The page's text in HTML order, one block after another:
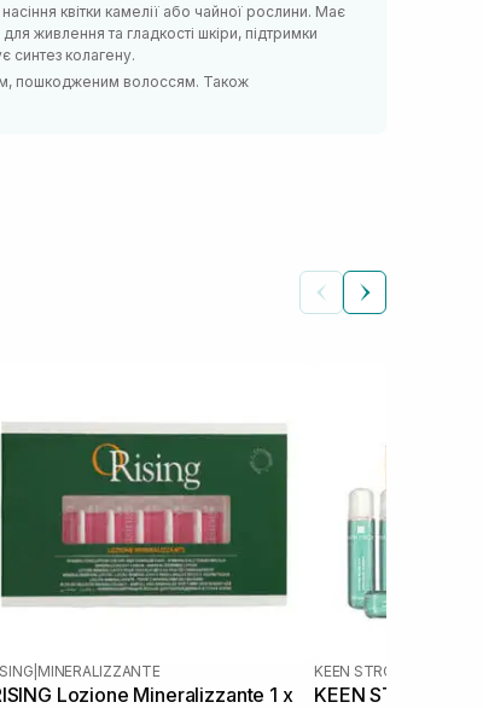
квітки камелії або чайної рослини. Має
живлення та гладкості шкіри, підтримки
синтез колагену.
пошкодженим волоссям. Також
MINERALIZZANTE
Lozione Mineralizzante 1 х
KEEN STROK
KEEN STROK